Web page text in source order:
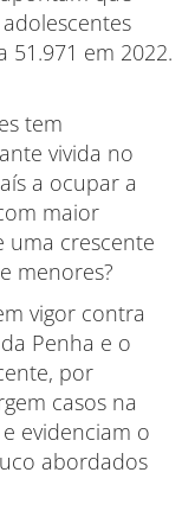
51.971 em 2022.
tem
vivida no
a ocupar a
maior
crescente
menores?
vigor contra
Penha e o
por
casos na
evidenciam o
abordados